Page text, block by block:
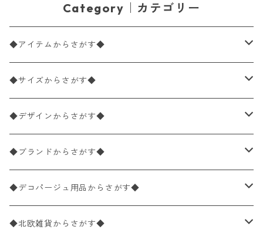
Category｜カテゴリー
◆アイテムからさがす◆
ペーパーナプキン2枚バラ売り
ペーパーナプキン1枚バラ売り
ペーパーナプキン20枚入りパック
ペーパーナプキン10枚入りパック
ライスペーパー
◆サイズからさがす◆
33×33cm（ランチサイズ）
バラ売り
パック売り
25×25cm（カクテルサイズ）
バラ売り
パック売り
40×40cm（ディナーサイズ）
バラ売り
21×21cm（ポケットサイズ）
◆デザインからさがす◆
花柄
植物・グリーン柄
動物・鳥・昆虫・蝶柄
◆ブランドからさがす◆
ドイツ製 IHR/イア
ランチサイズ
ドイツ製 Ambiente/アンビエンテ
◆デコパージュ用品からさがす◆
デコパージュ液
◆北欧雑貨からさがす◆